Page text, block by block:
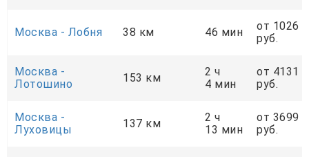
Москва - Лобня 38 км 46 мин
от 1026
руб.
Москва -
Лотошино
153 км
2 ч
4 мин
от 4131
руб.
Москва -
Луховицы
137 км
2 ч
13 мин
от 3699
руб.